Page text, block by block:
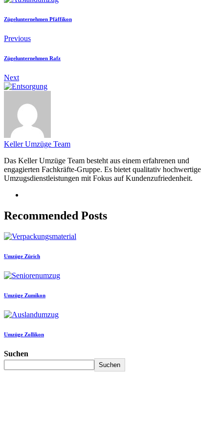
Zügelunternehmen Pfäffikon
Previous
Zügelunternehmen Rafz
Next
Keller Umzüge Team
Das Keller Umzüge Team besteht aus einem erfahrenen und
engagierten Fachkräfte-Gruppe. Es bietet qualitativ hochwertige
Umzugsdienstleistungen mit Fokus auf Kundenzufriedenheit.
Recommended Posts
Umzüge Zürich
Umzüge Zumikon
Umzüge Zollikon
Suchen
Suchen